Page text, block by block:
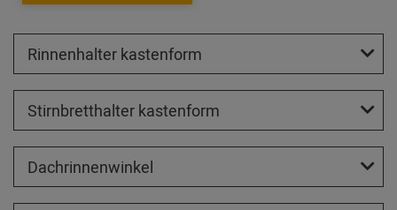
Rinnenhalter kastenform
Stirnbretthalter kastenform
Dachrinnenwinkel